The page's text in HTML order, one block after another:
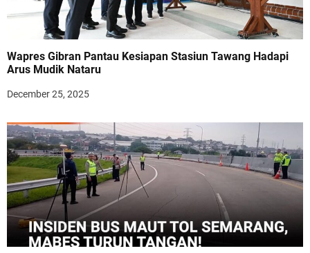
Wapres Gibran Pantau Kesiapan Stasiun Tawang Hadapi
Arus Mudik Nataru
December 25, 2025